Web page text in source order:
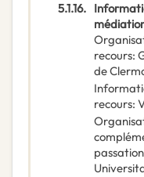
5.1.16.
recours:
de
recours: